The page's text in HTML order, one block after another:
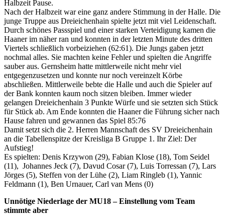
Halbzeit Pause.
Nach der Halbzeit war eine ganz andere Stimmung in der Halle. Die
junge Truppe aus Dreieichenhain spielte jetzt mit viel Leidenschaft.
Durch schönes Passspiel und einer starken Verteidigung kamen die
Haaner im näher ran und konnten in der letzten Minute des dritten
Viertels schließlich vorbeiziehen (62:61). Die Jungs gaben jetzt
nochmal alles. Sie machten keine Fehler und spielten die Angriffe
sauber aus. Gernsheim hatte mittlerweile nicht mehr viel
entgegenzusetzen und konnte nur noch vereinzelt Körbe
abschließen. Mittlerweile bebte die Halle und auch die Spieler auf
der Bank konnten kaum noch sitzen bleiben. Immer wieder
gelangen Dreieichenhain 3 Punkte Würfe und sie setzten sich Stück
für Stück ab. Am Ende konnten die Haaner die Führung sicher nach
Hause fahren und gewannen das Spiel 85:76
Damit setzt sich die 2. Herren Mannschaft des SV Dreieichenhain
an die Tabellenspitze der Kreisliga B Gruppe 1. Ihr Ziel: Der
Aufstieg!
Es spielten: Denis Krzywon (29), Fabian Klose (18), Tom Seidel
(11), Johannes Jeck (7), Davud Cosar (7), Luis Torressan (7), Lars
Jörges (5), Steffen von der Lühe (2), Liam Ringleb (1), Yannic
Feldmann (1), Ben Urnauer, Carl van Mens (0)
Unnötige Niederlage der MU18 – Einstellung vom Team
stimmte aber